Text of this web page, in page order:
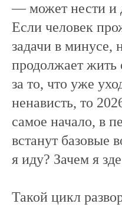
— может нести и
Если человек
задачи в минусе,
продолжает жить
за то, что уже
ненависть, то
самое начало, в
встанут базовые
я иду? Зачем я
Такой цикл